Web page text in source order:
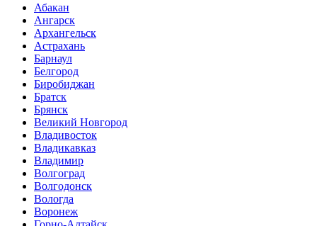
Абакан
Ангарск
Архангельск
Астрахань
Барнаул
Белгород
Биробиджан
Братск
Брянск
Великий Новгород
Владивосток
Владикавказ
Владимир
Волгоград
Волгодонск
Вологда
Воронеж